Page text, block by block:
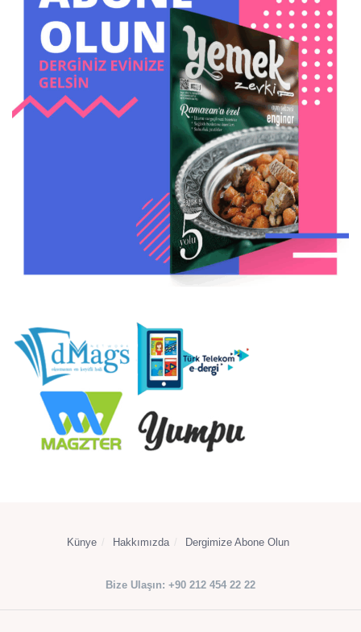
Künye Hakkımızda Dergimize Abone Olun
Bize Ulaşın: +90 212 454 22 22